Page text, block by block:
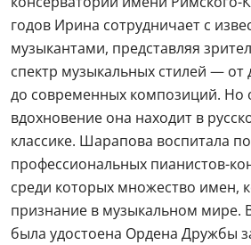
годов Ирина сотрудничает с
музыкантами, представляя
спектр музыкальных стилей — от
до современных композиций. Но
вдохновение она находит в
классике. Шарапова воспитала
профессиональных пианистов-
среди которых множество имен,
признание в музыкальном мире.
была удостоена Ордена Дружбы